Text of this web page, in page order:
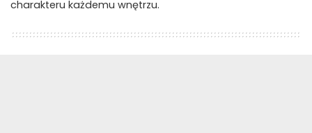
charakteru każdemu wnętrzu.